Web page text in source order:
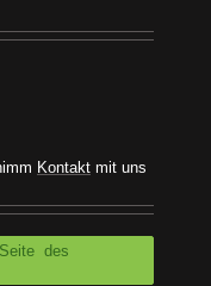
Kontakt mit uns
Seite des